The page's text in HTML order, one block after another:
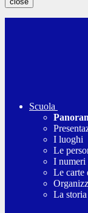
Scuola
I luoghi
Le
I numeri
Le carte
La storia